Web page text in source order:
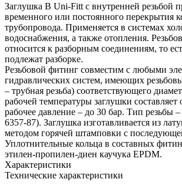
Заглушка B Uni-Fitt с внутренней резьбой
временного или постоянного перекрытия
трубопровода. Применяется в системах
водоснабжения, а также отопления.
относится к разборным соединениям, то
подлежат разборке.
Резьбовой фитинг совместим с любыми
гидравлических систем, имеющих
– трубная резьба) соответствующего
рабочей температуры заглушки
рабочее давление – до 30 бар. Тип резьбы
6357-87). Заглушка изготавливается из
методом горячей штамповки с
Уплотнительные кольца в составных
этилен-пропилен-диен каучука EPDM.
Характеристики
Технические характеристики